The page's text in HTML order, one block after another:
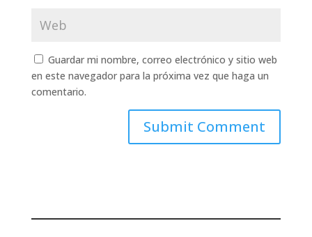
Guardar mi nombre, correo electrónico y sitio web
en este navegador para la próxima vez que haga un
comentario.